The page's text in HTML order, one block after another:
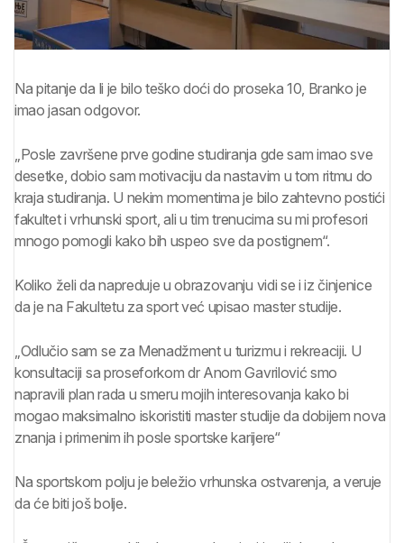
Na pitanje da li je bilo teško doći do proseka 10, Branko je
imao jasan odgovor.
„Posle završene prve godine studiranja gde sam imao sve
desetke, dobio sam motivaciju da nastavim u tom ritmu do
kraja studiranja. U nekim momentima je bilo zahtevno postići
fakultet i vrhunski sport, ali u tim trenucima su mi profesori
mnogo pomogli kako bih uspeo sve da postignem“.
Koliko želi da napreduje u obrazovanju vidi se i iz činjenice
da je na Fakultetu za sport već upisao master studije.
„Odlučio sam se za Menadžment u turizmu i rekreaciji. U
konsultaciji sa proseforkom dr Anom Gavrilović smo
napravili plan rada u smeru mojih interesovanja kako bi
mogao maksimalno iskoristiti master studije da dobijem nova
znanja i primenim ih posle sportske karijere“
Na sportskom polju je beležio vrhunska ostvarenja, a veruje
da će biti još bolje.